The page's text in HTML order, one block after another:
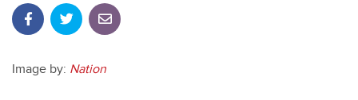
Image by: Nation